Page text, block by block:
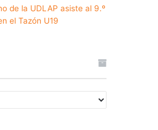
de la UDLAP asiste al 9.º
el Tazón U19